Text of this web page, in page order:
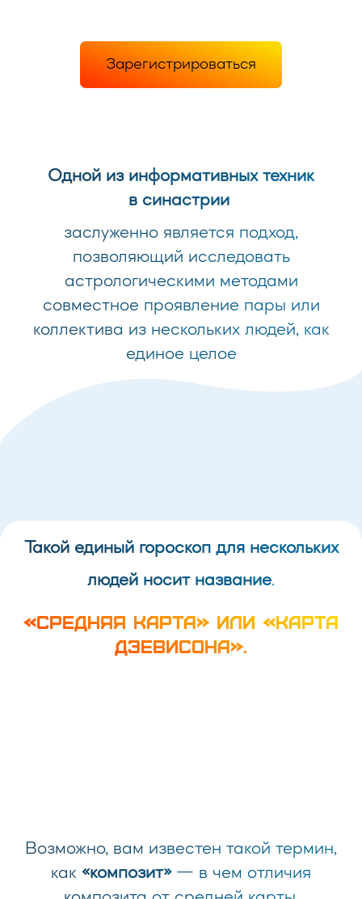
Зарегистрироваться
Одной из информативных техник
в синастрии
заслуженно является подход,
позволяющий исследовать
астрологическими методами
совместное проявление пары или
коллектива из нескольких людей, как
единое целое
Такой единый гороскоп для нескольких
людей носит название.
«СРЕДНЯЯ КАРТА» ИЛИ «КАРТА
ДЭЕВИСОНА».
Возможно, вам известен такой термин,
как «композит»— в чем отличия